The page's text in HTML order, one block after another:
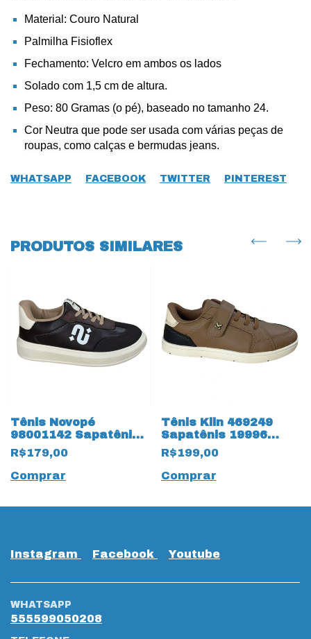
Material: Couro Natural
Palmilha Fisioflex
Fechamento: Velcro em ambos os lados
Solado com 1,5 cm de altura.
Peso: 80 Gramas (o pé), baseado no tamanho 24.
Cor Neutra que pode ser usada com várias peças de
roupas, como calças e bermudas jeans.
WHATSAPP FACEBOOK TWITTER PINTEREST
PRODUTOS SIMILARES
Tênis Novopé
98001142 Sapatênis
19969 Café
R$179,00
Comprar
Tênis Klin 469249
Sapatênis 19996
Flyer Kids
R$199,00
Comprar
Instagram Facebook Youtube
WHATSAPP
555599050208